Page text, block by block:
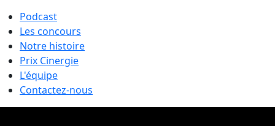
Podcast
Les concours
Notre histoire
Prix Cinergie
L'équipe
Contactez-nous